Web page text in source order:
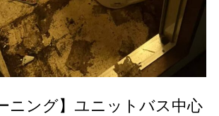
ニング】ユニットバス中心